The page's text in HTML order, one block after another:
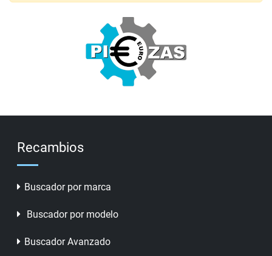
Recambios
Buscador por marca
Buscador por modelo
Buscador Avanzado